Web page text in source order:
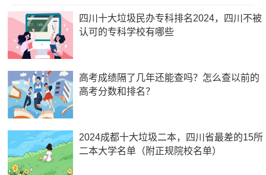
四川十大垃圾民办专科排名2024，四川不被
认可的专科学校有哪些
高考成绩隔了几年还能查吗？怎么查以前的
高考分数和排名？
2024成都十大垃圾二本，四川省最差的15所
二本大学名单（附正规院校名单）